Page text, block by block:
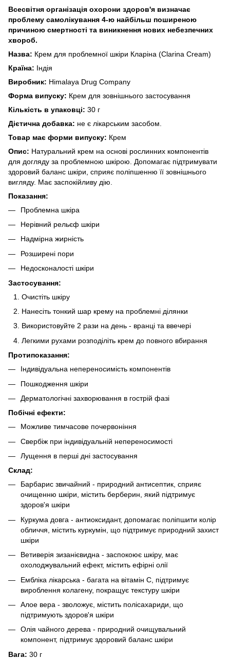
Всесвітня організація охорони здоров'я визначає
проблему самолікування 4-ю найбільш поширеною
причиною смертності та виникнення нових небезпечних
хвороб.
Назва: Крем для проблемної шкіри Кларіна (Clarina Cream)
Країна: Індія
Виробник: Himalaya Drug Company
Форма випуску: Крем для зовнішнього застосування
Кількість в упаковці: 30 г
Дієтична добавка: не є лікарським засобом.
Товар має форми випуску: Крем
Опис: Натуральний крем на основі рослинних компонентів
для догляду за проблемною шкірою. Допомагає підтримувати
здоровий баланс шкіри, сприяє поліпшенню її зовнішнього
вигляду. Має заспокійливу дію.
Показання:
Проблемна шкіра
Нерівний рельєф шкіри
Надмірна жирність
Розширені пори
Недосконалості шкіри
Застосування:
Очистіть шкіру
Нанесіть тонкий шар крему на проблемні ділянки
Використовуйте 2 рази на день - вранці та ввечері
Легкими рухами розподіліть крем до повного вбирання
Протипоказання:
Індивідуальна непереносимість компонентів
Пошкодження шкіри
Дерматологічні захворювання в гострій фазі
Побічні ефекти:
Можливе тимчасове почервоніння
Свербіж при індивідуальній непереносимості
Лущення в перші дні застосування
Склад:
Барбарис звичайний - природний антисептик, сприяє
очищенню шкіри, містить берберин, який підтримує
здоров'я шкіри
Куркума довга - антиоксидант, допомагає поліпшити колір
обличчя, містить куркумін, що підтримує природний захист
шкіри
Ветиверія зизанієвидна - заспокоює шкіру, має
охолоджувальний ефект, містить ефірні олії
Ембліка лікарська - багата на вітамін С, підтримує
вироблення колагену, покращує текстуру шкіри
Алое вера - зволожує, містить полісахариди, що
підтримують здоров'я шкіри
Олія чайного дерева - природний очищувальний
компонент, підтримує здоровий баланс шкіри
Вага: 30 г